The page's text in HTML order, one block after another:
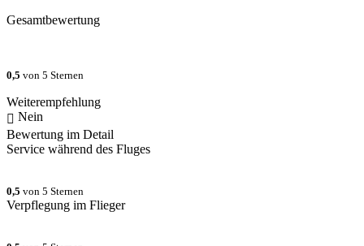
Gesamtbewertung
0,5 von 5 Sternen
Weiterempfehlung
Nein
Bewertung im Detail
Service während des Fluges
0,5 von 5 Sternen
Verpflegung im Flieger